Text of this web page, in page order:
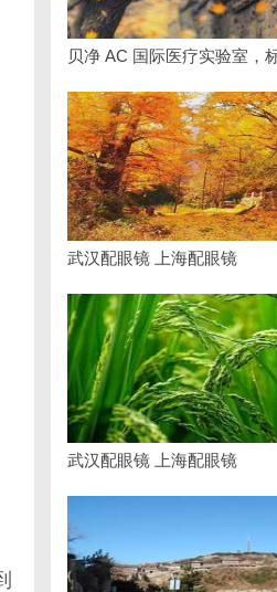
武汉配眼镜 上海配眼镜
武汉配眼镜 上海配眼镜